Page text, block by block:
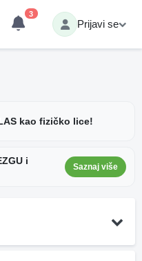
3
Prijavi se
kao fizičko lice!
i
Saznaj više